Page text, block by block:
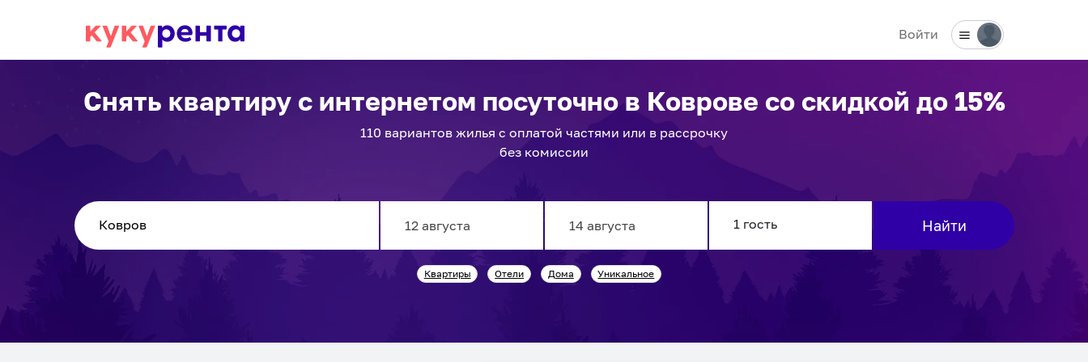
Войти
Снять квартиру с интернетом посуточно в Коврове со скидкой до 15%
110 вариантов жилья с оплатой частями или в рассрочку
без комиссии
forward
backward
Найти
Квартиры Отели Дома Уникальное